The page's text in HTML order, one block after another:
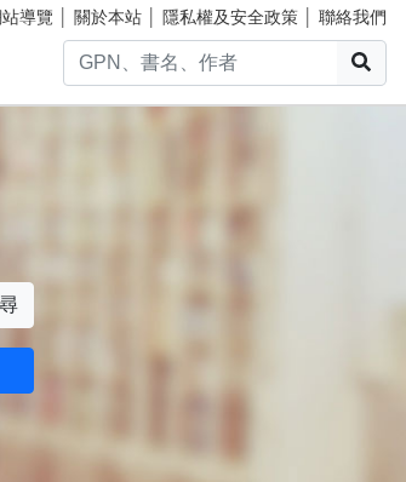
導覽 關於本站 隱私權及安全政策 聯絡我們